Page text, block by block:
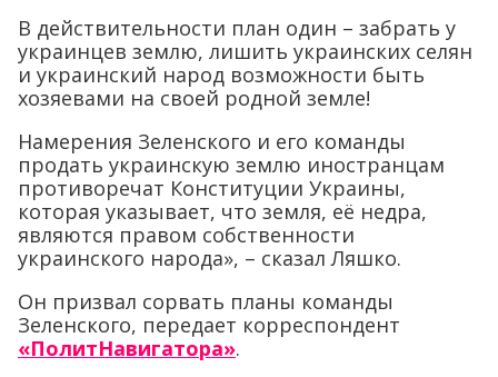
В действительности план один – забрать у
украинцев землю, лишить украинских селян
и украинский народ возможности быть
хозяевами на своей родной земле!
Намерения Зеленского и его команды
продать украинскую землю иностранцам
противоречат Конституции Украины,
которая указывает, что земля, её недра,
являются правом собственности
украинского народа», – сказал Ляшко.
Он призвал сорвать планы команды
Зеленского, передает корреспондент
«ПолитНавигатора».